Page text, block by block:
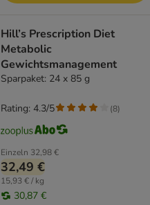
Hill’s Prescription Diet
Metabolic
Gewichtsmanagement
Sparpaket: 24 x 85 g
Einzeln 32,98 €
32,49 €
15,93 € / kg
30,87 €
Rating: 4.3/5 (8)